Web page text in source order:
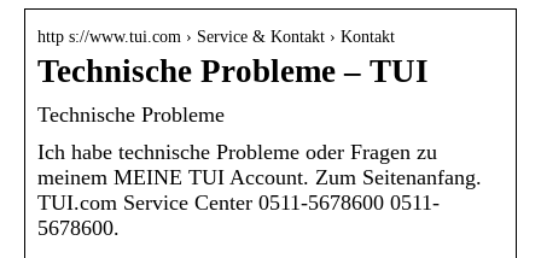
http s://www.tui.com › Service & Kontakt › Kontakt
Technische Probleme – TUI
Technische Probleme
Ich habe technische Probleme oder Fragen zu
meinem MEINE TUI Account. Zum Seitenanfang.
TUI.com Service Center 0511-5678600 0511-
5678600.